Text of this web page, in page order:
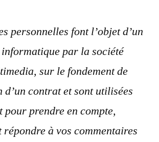
personnelles font l’objet d’un
par la société
sur le fondement de
d’un contrat et sont utilisées
pour prendre en compte,
répondre à vos commentaires